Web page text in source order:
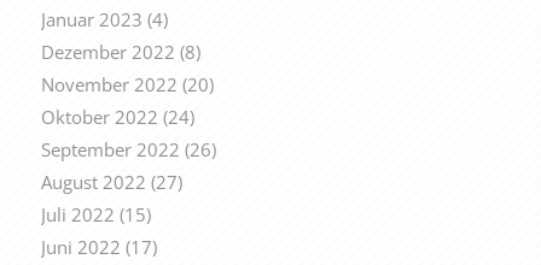
Januar 2023 (4)
Dezember 2022 (8)
November 2022 (20)
Oktober 2022 (24)
September 2022 (26)
August 2022 (27)
Juli 2022 (15)
Juni 2022 (17)